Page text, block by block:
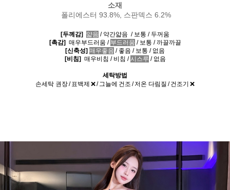
소재
폴리에스터 93.8%, 스판덱스 6.2%
[두께감] 얇음 / 약간얇음 / 보통 / 두꺼움
[촉감] 매우부드러움 / 부드러움 / 보통 / 까끌까끌
[신축성] 매우좋음 / 좋음 / 보통 / 없음
[비침]매우비침 / 비침 / 시스루 / 없음
세탁방법
손세탁 권장 / 표백제 ❌ / 그늘에 건조 / 저온 다림질 / 건조기 ❌